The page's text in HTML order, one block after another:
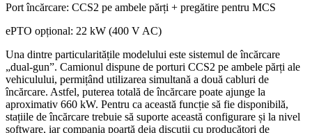
Port încărcare: CCS2 pe ambele părți + pregătire pentru MCS
ePTO opțional: 22 kW (400 V AC)
Una dintre particularitățile modelului este sistemul de încărcare
„dual-gun”. Camionul dispune de porturi CCS2 pe ambele părți ale
vehiculului, permițând utilizarea simultană a două cabluri de
încărcare. Astfel, puterea totală de încărcare poate ajunge la
aproximativ 660 kW. Pentru ca această funcție să fie disponibilă,
stațiile de încărcare trebuie să suporte această configurare și la nivel
software, iar compania poartă deja discuții cu producători de